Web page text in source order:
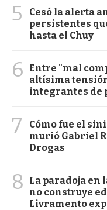
5
Cesó la alerta
persistentes
hasta el Chuy
6
Entre "mal
altísima
integrantes de
7
Cómo fue el
murió Gabriel
Drogas
8
La paradoja en
no construye
Livramento